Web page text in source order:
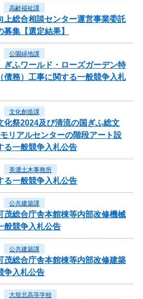
高齢福祉課
上総合相談センター運営事業委託
集【選定結果】
公園緑地課
ぎふワールド・ローズガーデン特
債務）工事に関する一般競争入札
文化創造課
化祭2024及び清流の国ぎふ総文
リアルセンターの階段アート設
る一般競争入札公告
美濃土木事務所
る一般競争入札公告
公共建築課
茂総合庁舎本館棟等内部改修機械
般競争入札公告
公共建築課
茂総合庁舎本館棟等内部改修建築
争入札公告
大垣北高等学校